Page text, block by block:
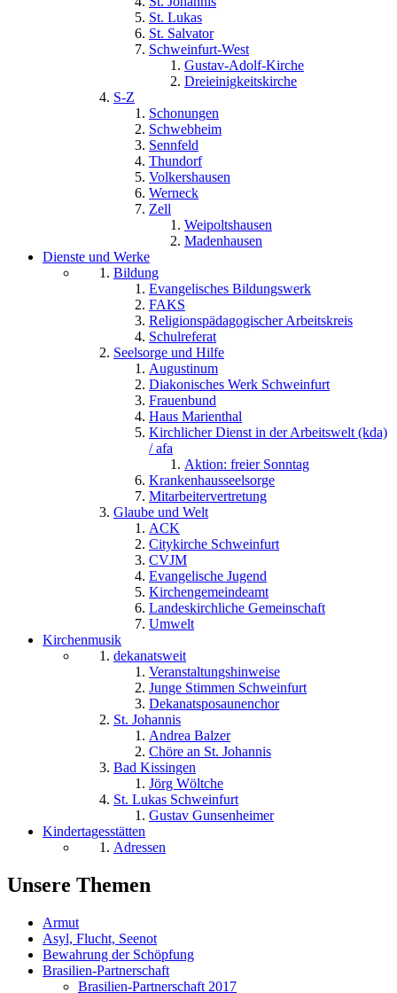
St. Lukas
St. Salvator
Schweinfurt-West
Gustav-Adolf-Kirche
Dreieinigkeitskirche
S-Z
Schonungen
Schwebheim
Sennfeld
Thundorf
Volkershausen
Werneck
Zell
Weipoltshausen
Madenhausen
Dienste und Werke
Bildung
Evangelisches Bildungswerk
FAKS
Religionspädagogischer Arbeitskreis
Schulreferat
Seelsorge und Hilfe
Augustinum
Diakonisches Werk Schweinfurt
Frauenbund
Haus Marienthal
Kirchlicher Dienst in der Arbeitswelt (kda)
/ afa
Aktion: freier Sonntag
Krankenhausseelsorge
Mitarbeitervertretung
Glaube und Welt
ACK
Citykirche Schweinfurt
CVJM
Evangelische Jugend
Kirchengemeindeamt
Landeskirchliche Gemeinschaft
Umwelt
Kirchenmusik
dekanatsweit
Veranstaltungshinweise
Junge Stimmen Schweinfurt
Dekanatsposaunenchor
St. Johannis
Andrea Balzer
Chöre an St. Johannis
Bad Kissingen
Jörg Wöltche
St. Lukas Schweinfurt
Gustav Gunsenheimer
Kindertagesstätten
Adressen
Unsere Themen
Armut
Asyl, Flucht, Seenot
Bewahrung der Schöpfung
Brasilien-Partnerschaft
Brasilien-Partnerschaft 2017